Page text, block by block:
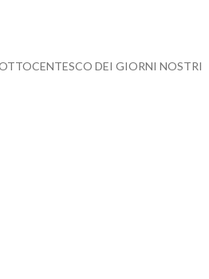
DEI GIORNI NOSTRI